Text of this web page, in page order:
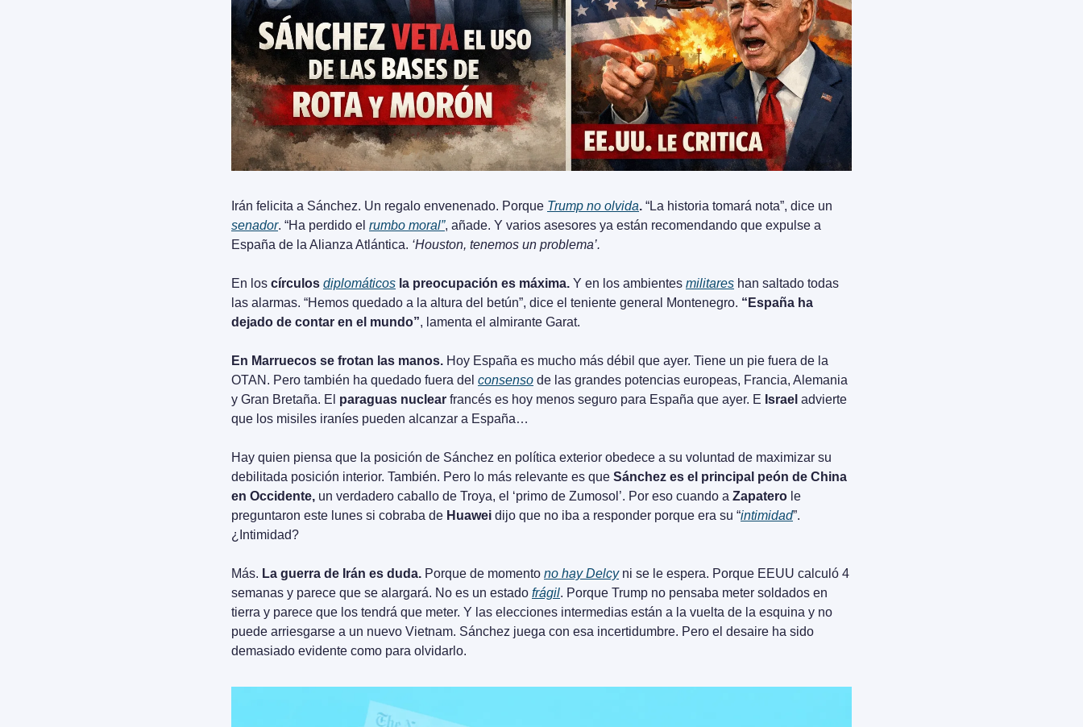
Irán felicita a Sánchez. Un regalo envenenado. Porque Trump no olvida.
senador. “Ha perdido el rumbo moral”, añade. Y varios asesores ya están recomendando que expulse a
España de la Alianza Atlántica. ‘Houston, tenemos un problema’.
En los círculos diplomáticos la preocupación es máxima. Y en los ambientes militares han saltado todas
las alarmas. “Hemos quedado a la altura del betún”, dice el teniente general Montenegro. “España ha
dejado de contar en el mundo”, lamenta el almirante Garat.
En Marruecos se frotan las manos. Hoy España es mucho más débil que ayer. Tiene un pie fuera de la
OTAN. Pero también ha quedado fuera del consenso de las grandes potencias europeas, Francia, Alemania
y Gran Bretaña. El paraguas nuclear francés es hoy menos seguro para España que ayer. E Israel advierte
que los misiles iraníes pueden alcanzar a España…
Hay quien piensa que la posición de Sánchez en política exterior obedece a su voluntad de maximizar su
debilitada posición interior. También. Pero lo más relevante es que Sánchez es el principal peón de China
en Occidente, un verdadero caballo de Troya, el ‘primo de Zumosol’. Por eso cuando a Zapatero le
preguntaron este lunes si cobraba de Huawei dijo que no iba a responder porque era su “intimidad”.
¿Intimidad?
Más. La guerra de Irán es duda. Porque de momento no hay Delcy ni se le espera. Porque EEUU calculó 4
semanas y parece que se alargará. No es un estado frágil. Porque Trump no pensaba meter soldados en
tierra y parece que los tendrá que meter. Y las elecciones intermedias están a la vuelta de la esquina y no
puede arriesgarse a un nuevo Vietnam. Sánchez juega con esa incertidumbre. Pero el desaire ha sido
demasiado evidente como para olvidarlo.